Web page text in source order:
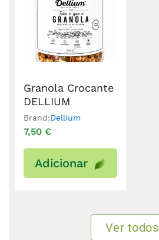
Granola Crocante
DELLIUM
Brand:Dellium
7,50 €
Adicionar
Ver todos